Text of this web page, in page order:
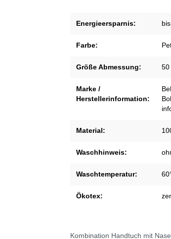
Energieersparnis:
Farbe:
Größe Abmessung: 50
Marke /
Herstellerinformation:
Material:
Waschhinweis:
Waschtemperatur:
Ökotex:
Kombination Handtuch mit